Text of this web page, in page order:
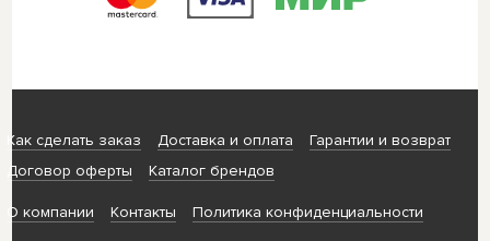
Как сделать заказ Доставка и оплата
Гарантии и возврат
Договор оферты
Каталог брендов
О компании Контакты Политика конфиденциальности